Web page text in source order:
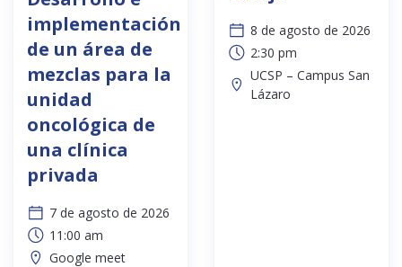
implementación
de un área de
mezclas para la
unidad
oncológica de
una clínica
privada
7 de agosto de 2026
11:00 am
Google meet
8 de agosto de 2026
2:30 pm
UCSP – Campus San
Lázaro